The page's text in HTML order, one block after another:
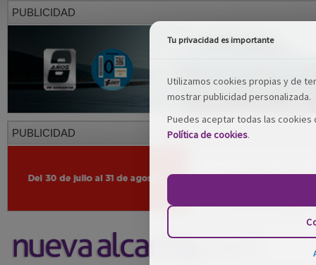
PUBLICIDAD
PUBLICIDAD
Tu privacidad es importante
Utilizamos cookies propias y de
mostrar publicidad personalizada.
Puedes aceptar todas las
Política de cookies.